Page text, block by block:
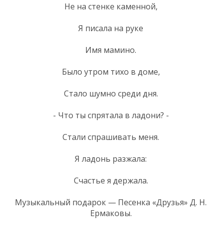
Не на стенке каменной,
Я писала на руке
Имя мамино.
Было утром тихо в доме,
Стало шумно среди дня.
- Что ты спрятала в ладони? -
Стали спрашивать меня.
Я ладонь разжала:
Счастье я держала.
Музыкальный подарок — Песенка «Друзья» Д. Н.
Ермаковы.